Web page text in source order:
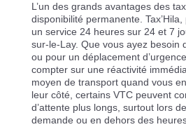
L’un des grands avantages des
disponibilité permanente.
un service 24 heures sur 24 et 7
sur-le-Lay. Que vous ayez besoin
ou pour un déplacement
compter sur une réactivité
moyen de transport quand vous
leur côté, certains VTC peuvent
d’attente plus longs, surtout lors
demande ou en dehors des